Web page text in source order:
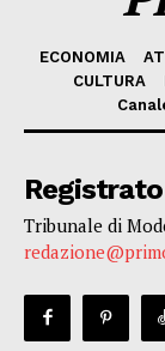
ECONOMIA
CULTURA
Registrato
Tribunale di